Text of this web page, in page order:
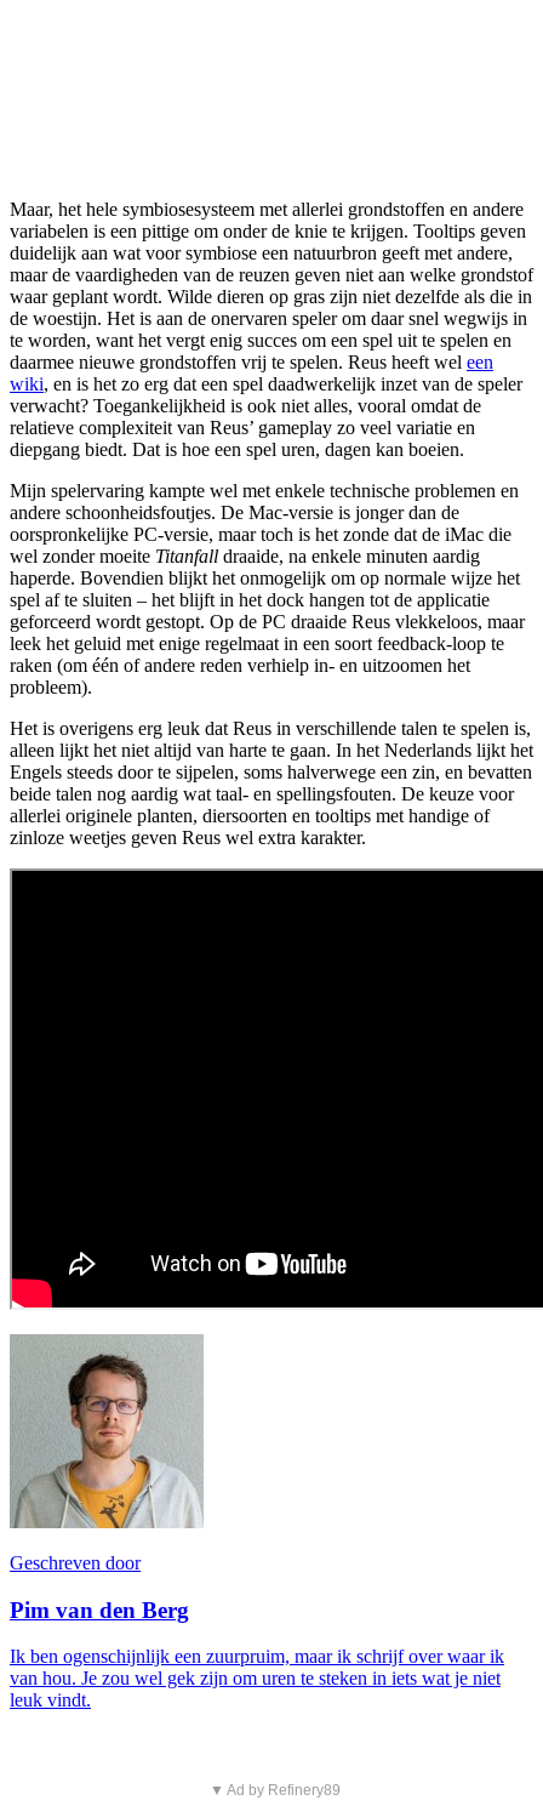
Maar, het hele symbiosesysteem met allerlei grondstoffen en andere
variabelen is een pittige om onder de knie te krijgen. Tooltips geven
duidelijk aan wat voor symbiose een natuurbron geeft met andere,
maar de vaardigheden van de reuzen geven niet aan welke grondstof
waar geplant wordt. Wilde dieren op gras zijn niet dezelfde als die in
de woestijn. Het is aan de onervaren speler om daar snel wegwijs in
te worden, want het vergt enig succes om een spel uit te spelen en
daarmee nieuwe grondstoffen vrij te spelen. Reus heeft wel een
wiki, en is het zo erg dat een spel daadwerkelijk inzet van de speler
verwacht? Toegankelijkheid is ook niet alles, vooral omdat de
relatieve complexiteit van Reus’ gameplay zo veel variatie en
diepgang biedt. Dat is hoe een spel uren, dagen kan boeien.
Mijn spelervaring kampte wel met enkele technische problemen en
andere schoonheidsfoutjes. De Mac-versie is jonger dan de
oorspronkelijke PC-versie, maar toch is het zonde dat de iMac die
wel zonder moeite Titanfall draaide, na enkele minuten aardig
haperde. Bovendien blijkt het onmogelijk om op normale wijze het
spel af te sluiten – het blijft in het dock hangen tot de applicatie
geforceerd wordt gestopt. Op de PC draaide Reus vlekkeloos, maar
leek het geluid met enige regelmaat in een soort feedback-loop te
raken (om één of andere reden verhielp in- en uitzoomen het
probleem).
Het is overigens erg leuk dat Reus in verschillende talen te spelen is,
alleen lijkt het niet altijd van harte te gaan. In het Nederlands lijkt het
Engels steeds door te sijpelen, soms halverwege een zin, en bevatten
beide talen nog aardig wat taal- en spellingsfouten. De keuze voor
allerlei originele planten, diersoorten en tooltips met handige of
zinloze weetjes geven Reus wel extra karakter.
Geschreven door
Pim van den Berg
Ik ben ogenschijnlijk een zuurpruim, maar ik schrijf over waar ik
van hou. Je zou wel gek zijn om uren te steken in iets wat je niet
leuk vindt.
▼ Ad by Refinery89